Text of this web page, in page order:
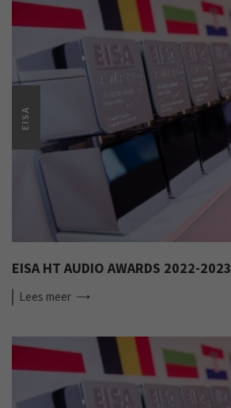
EISA
EISA HT AUDIO AWARDS 2022-2023
Lees meer